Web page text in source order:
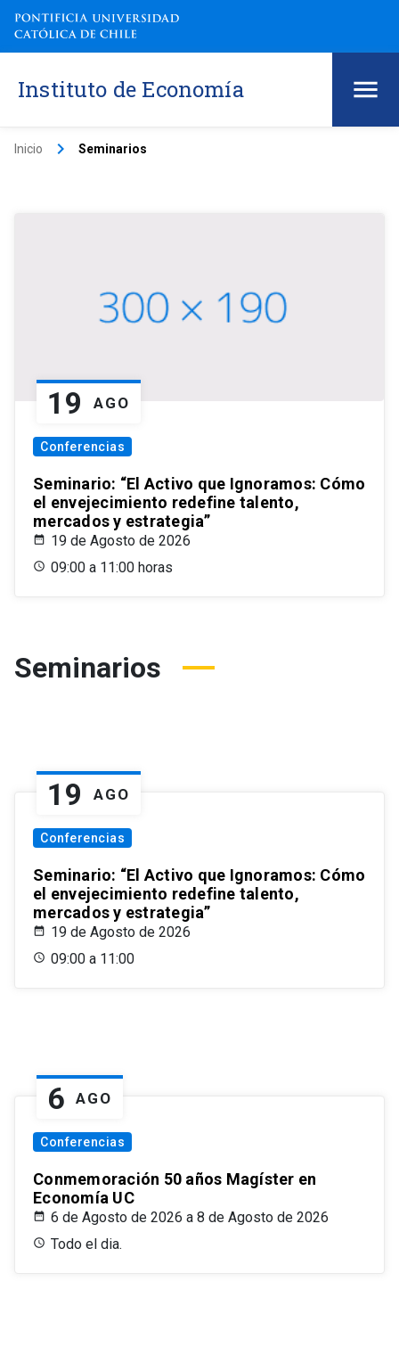
Instituto de Economía
Inicio keyboard_arrow_right Seminarios
19 AGO
Conferencias
Seminario: “El Activo que Ignoramos: Cómo
el envejecimiento redefine talento,
mercados y estrategia”
19 de Agosto de 2026
09:00 a 11:00 horas
Seminarios
19 AGO
Conferencias
Seminario: “El Activo que Ignoramos: Cómo
el envejecimiento redefine talento,
mercados y estrategia”
19 de Agosto de 2026
09:00 a 11:00
6 AGO
Conferencias
Conmemoración 50 años Magíster en
Economía UC
6 de Agosto de 2026 a 8 de Agosto de 2026
Todo el dia.